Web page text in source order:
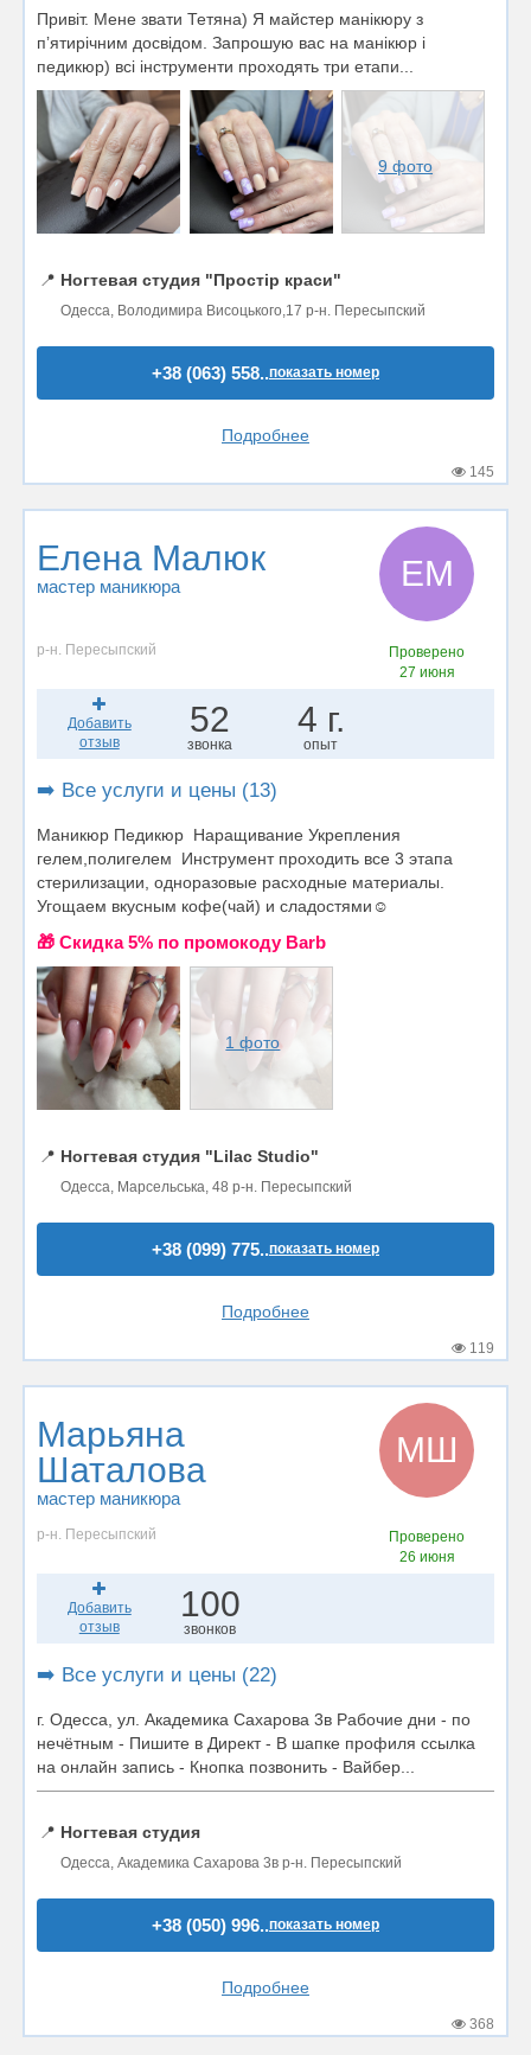
Привіт. Мене звати Тетяна) Я майстер манікюру з
пʼятирічним досвідом. Запрошую вас на манікюр і
педикюр) всі інструменти проходять три етапи...
9 фото
📍 Ногтевая студия "Простір краси"
Одесса, Володимира Висоцького,17 р-н. Пересыпский
+38 (063) 558..показать номер
Подробнее
145
Елена Малюк
мастер маникюра ЕМ
р-н. Пересыпский
Проверено
27 июня
Добавить
отзыв
52
звонка
4 г.
опыт
➡️ Все услуги и цены (13)
Маникюр Педикюр Наращивание Укрепления
гелем,полигелем Инструмент проходить все 3 этапа
стерилизации, одноразовые расходные материалы.
Угощаем вкусным кофе(чай) и сладостями☺️
🎁 Cкидка 5% по промокоду Barb
1 фото
📍 Ногтевая студия "Lilac Studio"
Одесса, Марсельська, 48 р-н. Пересыпский
+38 (099) 775..показать номер
Подробнее
119
Марьяна
Шаталова
мастер маникюра
МШ
р-н. Пересыпский
Проверено
26 июня
Добавить
отзыв
100
звонков
➡️ Все услуги и цены (22)
г. Одесса, ул. Академика Сахарова 3в Рабочие дни - по
нечётным - Пишите в Директ - В шапке профиля ссылка
на онлайн запись - Кнопка позвонить - Вайбер...
📍 Ногтевая студия
Одесса, Академика Сахарова 3в р-н. Пересыпский
+38 (050) 996..показать номер
Подробнее
368